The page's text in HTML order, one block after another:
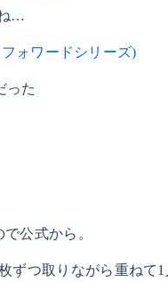
…
ォワードシリーズ)
った
公式から。
ずつ取りながら重ねて